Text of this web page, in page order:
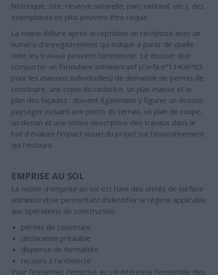
historique, site, réserve naturelle, parc national, etc.), des
exemplaires en plus peuvent être requis.
La mairie délivre après acceptation un récépissé avec un
numéro d’enregistrement qui indique à partir de quelle
date les travaux peuvent commencer. Le dossier doit
comporter un formulaire administratif (Cerfa n°13406*03
pour les maisons individuelles) de demande de permis de
construire, une copie du cadastre, un plan masse et le
plan des façades ; doivent également y figurer un dossier
paysager incluant une photo du terrain, un plan de coupe,
un dessin et une notice descriptive des travaux dans le
but d’évaluer l’impact visuel du projet sur l’environnement
qui l’entoure.
EMPRISE AU SOL
La notion d’emprise au sol est l’une des unités de surface
administrative permettant d’identifier le régime applicable
aux opérations de construction :
permis de construire
déclaration préalable
dispense de formalités
recours à l’architecte
Pour l’essentiel, l’emprise au sol intéresse l’ensemble des